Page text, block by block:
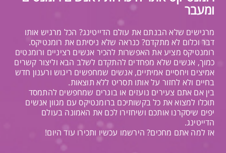
ומעבר
מרגישים שלא הבנתם את עולם הדייטינג? הכל מרגיש אותו
דבר וכלום לא מתקדם? כנראה שלא ניסיתם את רומנטיקס.
רומנטיקס מציע את האפשרות להכיר אנשים רציניים ורומנטים
כמוך, אנשים שלא מפחדים להתקדם לשלב הבא וליצור קשרים
אמיצים ויחסיים אמיתיים, אנשים שמחפשים ריגוש ורענון חדש
בחיים ולא לחזור על אותו תסריט ללא תוצאות.
בין אם אתם צעירים נועזים או בוגרים שמחפשים להתמסד
תוכלו למצוא את כל בקשותיכם ברומנטיקס עם מגוון אנשים
יפים שיסקרנו אותכם ושיחזירו לכם את האמונה בעולם
הדייטינג.
אז למה אתם מחכים? הירשמו עכשיו ותכירו עוד היום!